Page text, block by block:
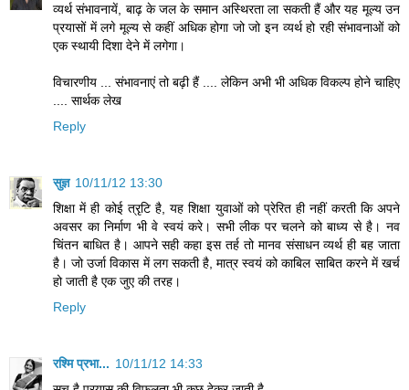
व्यर्थ संभावनायें, बाढ़ के जल के समान अस्थिरता ला सकती हैं और यह मूल्य उन
प्रयासों में लगे मूल्य से कहीं अधिक होगा जो जो इन व्यर्थ हो रही संभावनाओं को
एक स्थायी दिशा देने में लगेगा।
विचारणीय ... संभावनाएं तो बढ़ी हैं .... लेकिन अभी भी अधिक विकल्प होने चाहिए
.... सार्थक लेख
Reply
सुज्ञ 10/11/12 13:30
शिक्षा में ही कोई त्रृटि है, यह शिक्षा युवाओं को प्रेरित ही नहीं करती कि अपने
अवसर का निर्माण भी वे स्वयं करे। सभी लीक पर चलने को बाध्य से है। नव
चिंतन बाधित है। आपने सही कहा इस तर्ह तो मानव संसाधन व्यर्थ ही बह जाता
है। जो उर्जा विकास में लग सकती है, मात्र स्वयं को काबिल साबित करने में खर्च
हो जाती है एक जुए की तरह।
Reply
रश्मि प्रभा... 10/11/12 14:33